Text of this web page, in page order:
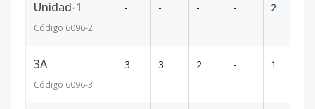
Unidad-1
Código 6096-2
- - - - 2
3A
Código 6096-3
3 3 2 - 1